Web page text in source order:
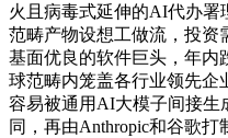
火且病毒式延伸的AI代办署
范畴产物设想工做流，投资
基面优良的软件巨头，年内
球范畴内笼盖各行业领先企
容易被通用AI大模子间接生
同，再由Anthropic和谷歌